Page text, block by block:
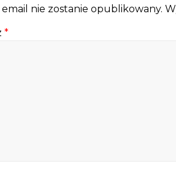
email nie zostanie opublikowany.
*